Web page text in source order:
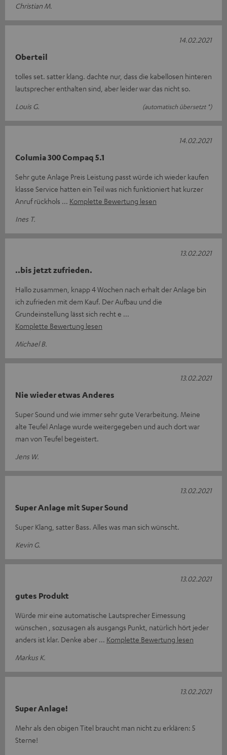
Christian M.
Oberteil
tolles set. satter klang. dachte nur, dass die kabellosen hinteren
lautsprecher enthalten sind, aber leider war das nicht so.
Louis G.
(automatisch übersetzt *)
14.02.2021
Columia 300 Compaq 5.1
Sehr gute Anlage Preis Leistung passt würde ich wieder kaufen
klasse Service hatten ein Teil was nich funktioniert hat kurzer
Anruf rückhols
Komplette Bewertung lesen
Ines T.
14.02.2021
..bis jetzt zufrieden.
Hallo zusammen, knapp 4 Wochen nach erhalt der Anlage bin
ich zufrieden mit dem Kauf. Der Aufbau und die
Grundeinstellung lässt sich recht e
Komplette Bewertung lesen
Michael B.
13.02.2021
Nie wieder etwas Anderes
Super Sound und wie immer sehr gute Verarbeitung. Meine
alte Teufel Anlage wurde weitergegeben und auch dort war
man von Teufel begeistert.
Jens W.
13.02.2021
Super Anlage mit Super Sound
Super Klang, satter Bass. Alles was man sich wünscht.
Kevin G.
13.02.2021
gutes Produkt
Würde mir eine automatische Lautsprecher Eimessung
wünschen , sozusagen als ausgangs Punkt, natürlich hört jeder
anders ist klar. Denke aber
Komplette Bewertung lesen
Markus K.
13.02.2021
Super Anlage!
Mehr als den obigen Titel braucht man nicht zu erklären: 5
Sterne!
13.02.2021